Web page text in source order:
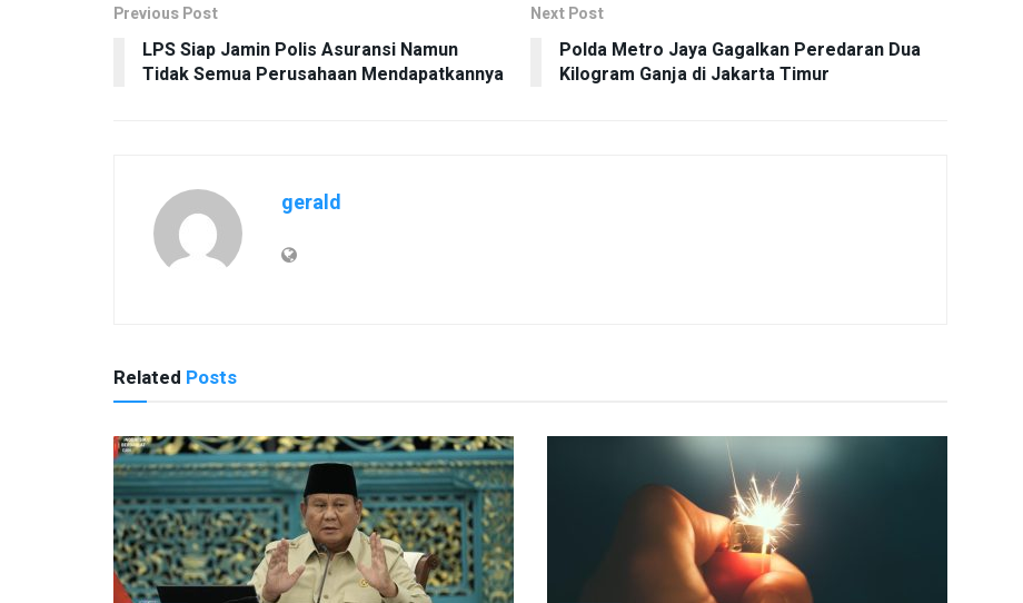
Previous Post
LPS Siap Jamin Polis Asuransi Namun
Tidak Semua Perusahaan Mendapatkannya
Next Post
Polda Metro Jaya Gagalkan Peredaran Dua
Kilogram Ganja di Jakarta Timur
gerald
Related Posts